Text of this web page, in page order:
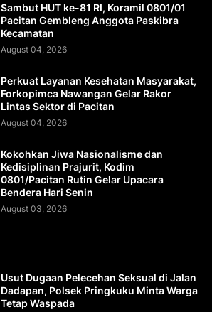
Sambut HUT ke-81 RI, Koramil 0801/01
Pacitan Gembleng Anggota Paskibra
Kecamatan
August 04, 2026
Perkuat Layanan Kesehatan Masyarakat,
Forkopimca Nawangan Gelar Rakor
Lintas Sektor di Pacitan
August 04, 2026
Kokohkan Jiwa Nasionalisme dan
Kedisiplinan Prajurit, Kodim
0801/Pacitan Rutin Gelar Upacara
Bendera Hari Senin
August 03, 2026
Usut Dugaan Pelecehan Seksual di Jalan
Dadapan, Polsek Pringkuku Minta Warga
Tetap Waspada